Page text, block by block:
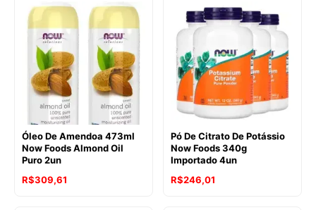
Óleo De Amendoa 473ml
Now Foods Almond Oil
Puro 2un
R$309,61
Pó De Citrato De Potássio
Now Foods 340g
Importado 4un
R$246,01